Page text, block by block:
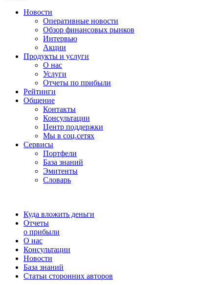
Новости
Оперативные новости
Обзор финансовых рынков
Интервью
Акции
Продукты и услуги
О нас
Услуги
Отчеты по прибыли
Рейтинги
Общение
Контакты
Консультации
Центр поддержки
Мы в соц.сетях
Сервисы
Портфели
База знаний
Эмитенты
Словарь
Куда вложить деньги
Отчеты
о прибыли
О нас
Консультации
Новости
База знаний
Статьи сторонних авторов